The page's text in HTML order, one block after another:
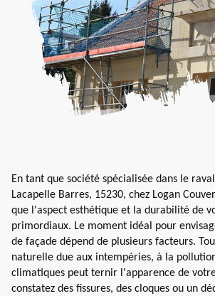
En tant que société spécialisée dans le
Lacapelle Barres, 15230, chez Logan
que l'aspect esthétique et la durabilité de
primordiaux. Le moment idéal pour
de façade dépend de plusieurs facteurs.
naturelle due aux intempéries, à la
climatiques peut ternir l'apparence de
constatez des fissures, des cloques ou un